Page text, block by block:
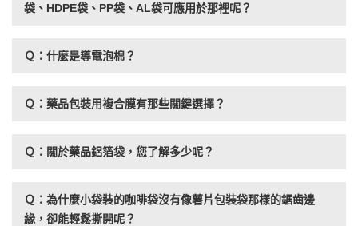
袋、HDPE袋、PP袋、AL袋可應用於那裡呢？
Ｑ：什麼是導電泡棉？
Ｑ：藥品包裝用複合膜有那些關鍵選擇？
Ｑ：關於藥品鋁箔袋，您了解多少呢？
Ｑ：為什麼小袋裝的咖啡袋沒有像薯片包裝袋那樣的鋸齒邊
緣，卻能輕鬆撕開呢？